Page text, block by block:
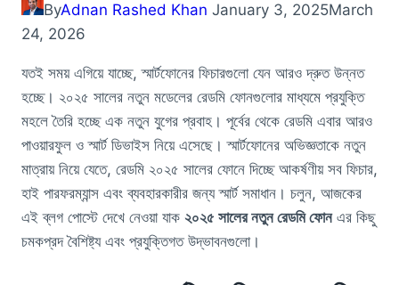
ByAdnan Rashed Khan January 3, 2025March
24, 2026
যতই সময় এগিয়ে যাচ্ছে, স্মার্টফোনের ফিচারগুলো যেন আরও দ্রুত উন্নত
হচ্ছে। ২০২৫ সালের নতুন মডেলের রেডমি ফোনগুলোর মাধ্যমে প্রযুক্তি
মহলে তৈরি হচ্ছে এক নতুন যুগের প্রবাহ। পূর্বের থেকে রেডমি এবার আরও
পাওয়ারফুল ও স্মার্ট ডিভাইস নিয়ে এসেছে। স্মার্টফোনের অভিজ্ঞতাকে নতুন
মাত্রায় নিয়ে যেতে, রেডমি ২০২৫ সালের ফোনে দিচ্ছে আকর্ষণীয় সব ফিচার,
হাই পারফরম্যান্স এবং ব্যবহারকারীর জন্য স্মার্ট সমাধান। চলুন, আজকের
এই ব্লগ পোস্টে দেখে নেওয়া যাক ২০২৫ সালের নতুন রেডমি ফোনএর কিছু
চমকপ্রদ বৈশিষ্ট্য এবং প্রযুক্তিগত উদ্ভাবনগুলো।